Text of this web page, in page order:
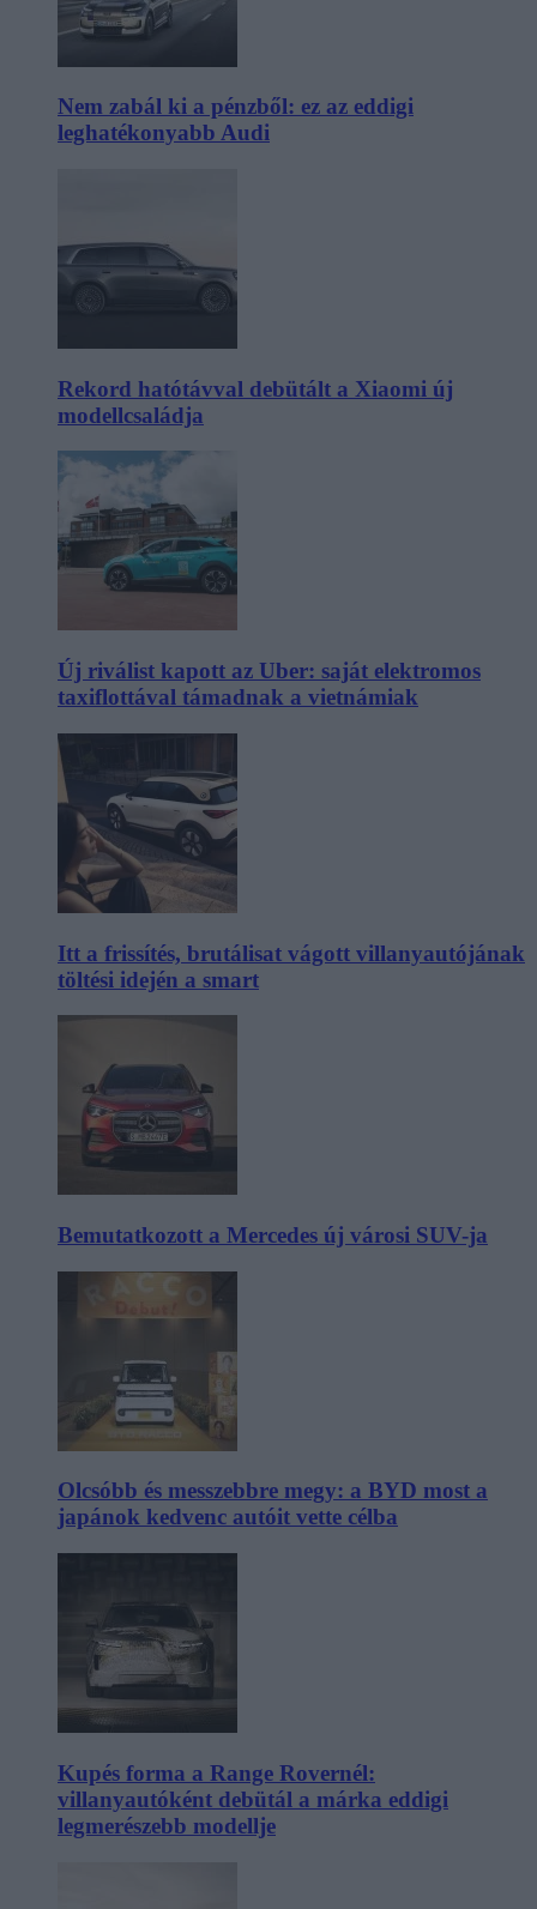
Nem zabál ki a pénzből: ez az eddigi
leghatékonyabb Audi
Rekord hatótávval debütált a Xiaomi új
modellcsaládja
Új riválist kapott az Uber: saját elektromos
taxiflottával támadnak a vietnámiak
Itt a frissítés, brutálisat vágott villanyautójának
töltési idején a smart
Bemutatkozott a Mercedes új városi SUV-ja
Olcsóbb és messzebbre megy: a BYD most a
japánok kedvenc autóit vette célba
Kupés forma a Range Rovernél:
villanyautóként debütál a márka eddigi
legmerészebb modellje